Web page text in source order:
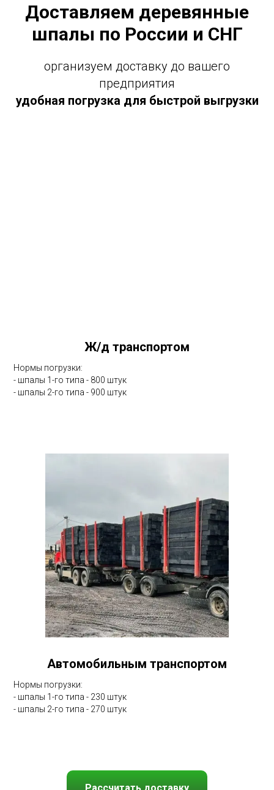
Доставляем деревянные
шпалы по России и СНГ
организуем доставку до вашего
предприятия
удобная погрузка для быстрой выгрузки
Ж/д транспортом
Нормы погрузки:
- шпалы 1-го типа - 800 штук
- шпалы 2-го типа - 900 штук
Автомобильным транспортом
Нормы погрузки:
- шпалы 1-го типа - 230 штук
- шпалы 2-го типа - 270 штук